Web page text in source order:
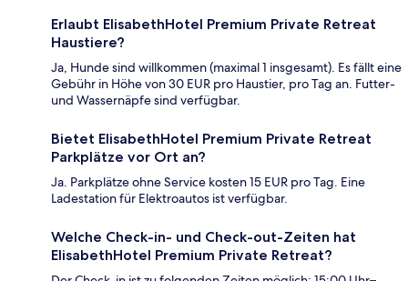
Erlaubt ElisabethHotel Premium Private Retreat
Haustiere?
Ja, Hunde sind willkommen (maximal 1 insgesamt). Es fällt eine
Gebühr in Höhe von 30 EUR pro Haustier, pro Tag an. Futter-
und Wassernäpfe sind verfügbar.
Bietet ElisabethHotel Premium Private Retreat
Parkplätze vor Ort an?
Ja. Parkplätze ohne Service kosten 15 EUR pro Tag. Eine
Ladestation für Elektroautos ist verfügbar.
Welche Check-in- und Check-out-Zeiten hat
ElisabethHotel Premium Private Retreat?